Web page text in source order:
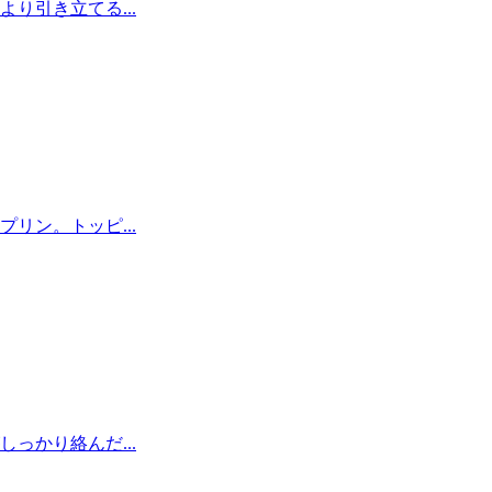
り引き立てる...
リン。トッピ...
っかり絡んだ...